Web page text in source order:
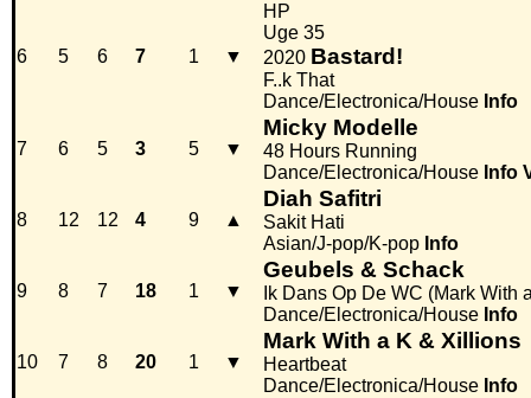
6 5 6 7 1 ▼
HP
Uge 35
2020 Bastard!
F..k That
Dance/Electronica/House Info
7 6 5 3 5 ▼
Micky Modelle
48 Hours Running
Dance/Electronica/House Info
8 12 12 4 9 ▲
Diah Safitri
Sakit Hati
Asian/J-pop/K-pop Info
9 8 7 18 1 ▼
Geubels & Schack
Ik Dans Op De WC (Mark With
Dance/Electronica/House Info
10 7 8 20 1 ▼
Mark With a K & Xillions
Heartbeat
Dance/Electronica/House Info